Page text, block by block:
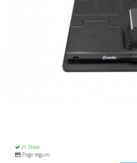
In Stock
Pago seguro